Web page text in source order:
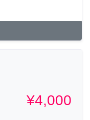
¥4,000